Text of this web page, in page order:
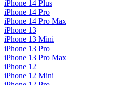
iPhone 14 Plus
iPhone 14 Pro
iPhone 14 Pro Max
iPhone 13
iPhone 13 Mini
iPhone 13 Pro
iPhone 13 Pro Max
iPhone 12
iPhone 12 Mini